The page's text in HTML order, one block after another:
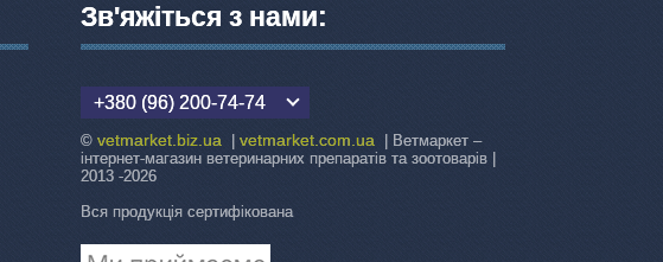
Зв'яжіться з нами:
+380 (96) 200-74-74
©vetmarket.biz.ua |vetmarket.com.ua | Ветмаркет –
інтернет-магазин ветеринарних препаратів та зоотоварів |
2013 -2026
Вся продукція сертифікована